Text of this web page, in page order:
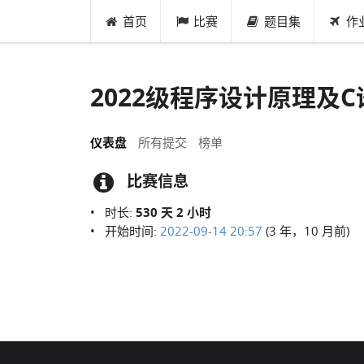
首页 比赛 题目集 作
2022级程序设计原理及
仪表盘 所有提交 榜单
比赛信息
时长:530 天 2 小时
开始时间: 2022-09-14 20:57 (3 年，10 月前)